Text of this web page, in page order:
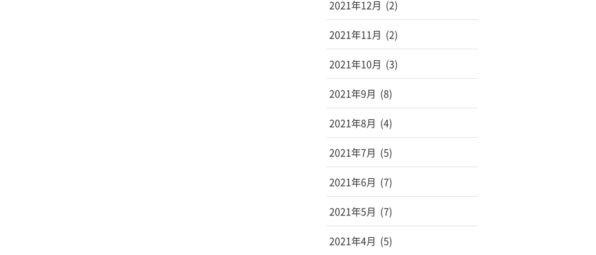
2021年12月 (2)
2021年11月 (2)
2021年10月 (3)
2021年9月 (8)
2021年8月 (4)
2021年7月 (5)
2021年6月 (7)
2021年5月 (7)
2021年4月 (5)